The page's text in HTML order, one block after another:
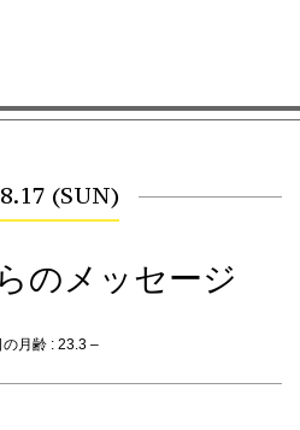
(SUN)
のメッセージ
の月齢 : 23.3 –